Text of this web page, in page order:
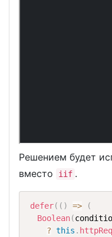
Решением будет
вместо iif .
defer( ( ) =>
(
Boolean(
? this .